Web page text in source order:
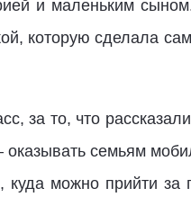
и маленьким
которую сделала
за то, что
оказывать семьям
можно прийти за